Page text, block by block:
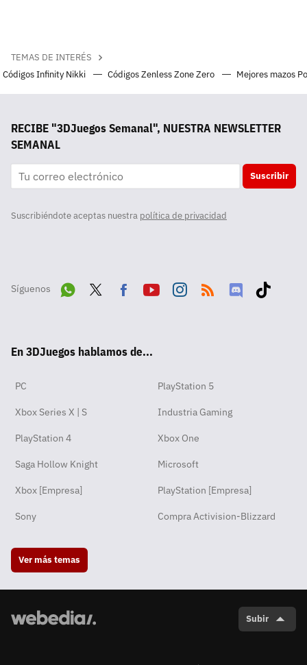
TEMAS DE INTERÉS
Códigos Infinity Nikki
Códigos Zenless Zone Zero Mejores mazos
RECIBE "3DJuegos Semanal", NUESTRA NEWSLETTER
SEMANAL
Suscribir
Suscribiéndote aceptas nuestra política de privacidad
Síguenos
pp
ok
En 3DJuegos hablamos de...
PC PlayStation 5
Xbox Series X | S Industria Gaming
PlayStation 4 Xbox One
Saga Hollow Knight Microsoft
Xbox [Empresa] PlayStation [Empresa]
Sony Compra Activision-Blizzard
Ver más temas
Subir